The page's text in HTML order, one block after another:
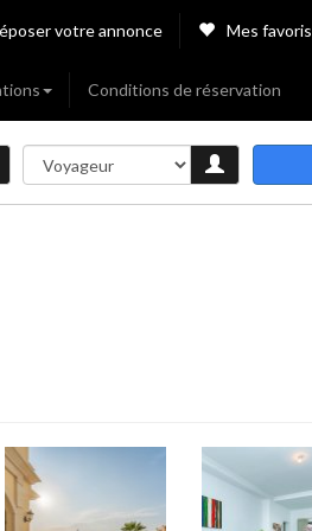
votre annonce Mes favoris
Conditions de réservation